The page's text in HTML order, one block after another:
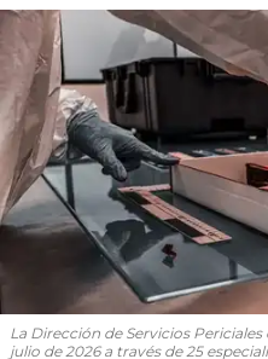
La Dirección de Servicios
julio de 2026 a través de 25